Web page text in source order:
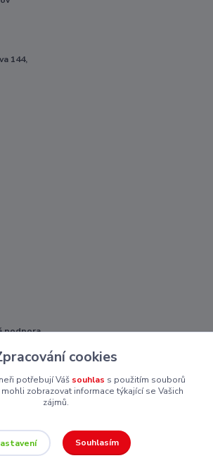
144,
podpora
hod.)
cookies
potřebují Váš souhlas s použitím souborů
zobrazovat informace týkající se Vašich
zájmů.
Souhlasím